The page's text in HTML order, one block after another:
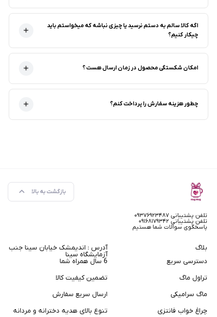
اگه کالا سالم به دستم نرسید یا چیزی نباشه که میخواستم باید
چیکار کنیم؟
امکان شکستگی محصول در زمان ارسال هست ؟
چطور هزینه سفارش را پرداخت کنم؟
بازگشت به بالا
تلفن پشتیبانی ۰۹۳۷۶۹۲۳۴۸۷
تلفن پشتیبانی ۰۹۱۶۸۱۷۹۳۴۲
پاسخگوی سوالات شما هستیم
بلاگ آدرس : اندیمشک خیابان سینا جنب
آزمایشگاه سینا
دسترسی سریع
تراول ماگ
ماگ سرامیکی
چراغ خواب فانتزی
6 سال همراه شما
تضمین کیفیت کالا
ارسال سریع سفارش
تنوع بالای هدیه دخترانه و مردانه